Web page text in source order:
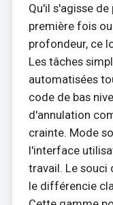
Qu'il s'agisse
première fois
profondeur, ce
Les tâches
automatisées
code de bas
d'annulation
crainte. Mode
l'interface
travail. Le souci
le différencie